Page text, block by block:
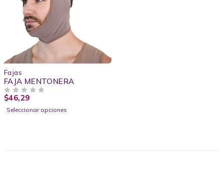
Fajas
FAJA MENTONERA
$46,29
Seleccionar opciones